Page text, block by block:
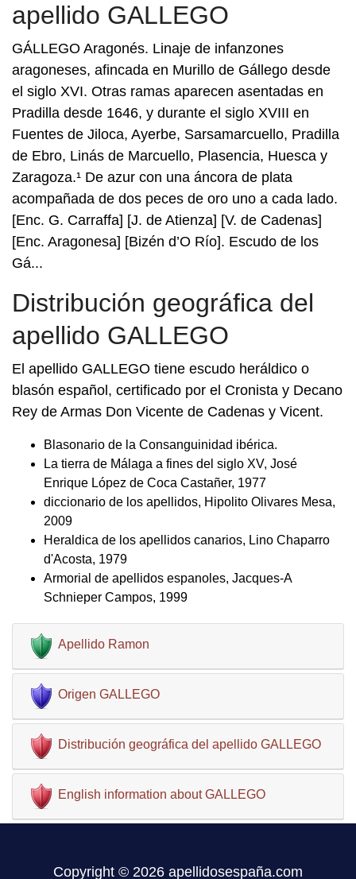
apellido GALLEGO
GÁLLEGO Aragonés. Linaje de infanzones
aragoneses, afincada en Murillo de Gállego desde
el siglo XVI. Otras ramas aparecen asentadas en
Pradilla desde 1646, y durante el siglo XVIII en
Fuentes de Jiloca, Ayerbe, Sarsamarcuello, Pradilla
de Ebro, Linás de Marcuello, Plasencia, Huesca y
Zaragoza.¹ De azur con una áncora de plata
acompañada de dos peces de oro uno a cada lado.
[Enc. G. Carraffa] [J. de Atienza] [V. de Cadenas]
[Enc. Aragonesa] [Bizén d’O Río]. Escudo de los
Gá...
Distribución geográfica del
apellido GALLEGO
El apellido GALLEGO tiene escudo heráldico o
blasón español, certificado por el Cronista y Decano
Rey de Armas Don Vicente de Cadenas y Vicent.
Blasonario de la Consanguinidad ibérica.
La tierra de Málaga a fines del siglo XV, José
Enrique López de Coca Castañer, 1977
diccionario de los apellidos, Hipolito Olivares Mesa,
2009
Heraldica de los apellidos canarios, Lino Chaparro
d'Acosta, 1979
Armorial de apellidos espanoles, Jacques-A
Schnieper Campos, 1999
Apellido Ramon
Origen GALLEGO
Distribución geográfica del apellido GALLEGO
English information about GALLEGO
Copyright © 2026 apellidosespaña.com